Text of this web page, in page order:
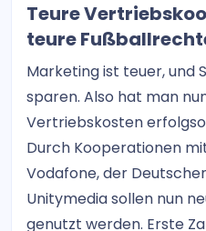
Teure
teure
Marketing ist teuer, und
sparen. Also hat man
Vertriebskosten
Durch Kooperationen
Vodafone, der
Unitymedia sollen nun
genutzt werden. Erste